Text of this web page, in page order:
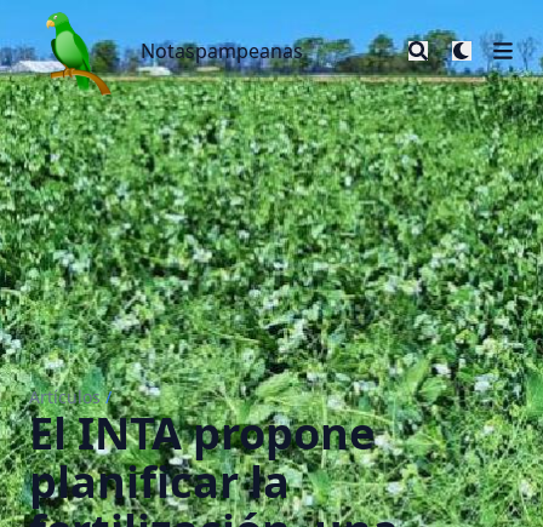
Notaspampeanas
Notaspampeanas
Artículos /
El INTA propone
planificar la